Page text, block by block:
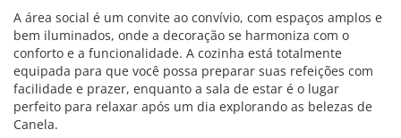
A área social é um convite ao convívio, com espaços amplos e
bem iluminados, onde a decoração se harmoniza com o
conforto e a funcionalidade. A cozinha está totalmente
equipada para que você possa preparar suas refeições com
facilidade e prazer, enquanto a sala de estar é o lugar
perfeito para relaxar após um dia explorando as belezas de
Canela.